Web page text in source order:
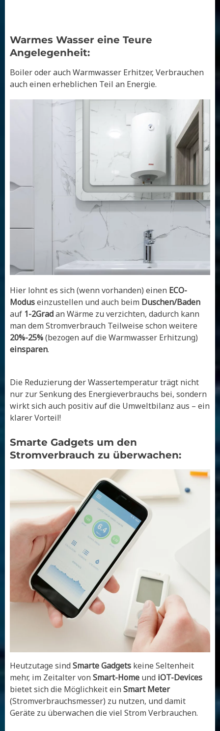
Warmes Wasser eine Teure
Angelegenheit:
Boiler oder auch Warmwasser Erhitzer, Verbrauchen
auch einen erheblichen Teil an Energie.
Hier lohnt es sich (wenn vorhanden) einen ECO-
Moduseinzustellen und auch beim Duschen/Baden
auf 1-2Gradan Wärme zu verzichten, dadurch kann
man dem Stromverbrauch Teilweise schon weitere
20%-25%(bezogen auf die Warmwasser Erhitzung)
einsparen.
Die Reduzierung der Wassertemperatur trägt nicht
nur zur Senkung des Energieverbrauchs bei, sondern
wirkt sich auch positiv auf die Umweltbilanz aus – ein
klarer Vorteil!
Smarte Gadgets um den
Stromverbrauch zu überwachen:
Heutzutage sindSmarte Gadgets keine Seltenheit
mehr, im Zeitalter vonSmart-Home und iOT-Devices
bietet sich die Möglichkeit einSmart Meter
(Stromverbrauchsmesser) zu nutzen, und damit
Geräte zu überwachen die viel Strom Verbrauchen.